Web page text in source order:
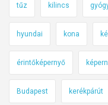
tűz kilincs
hyundai kona
érintőképernyő
Budapest kerékpárút